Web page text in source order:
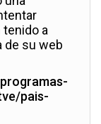
a
de su web
pais-